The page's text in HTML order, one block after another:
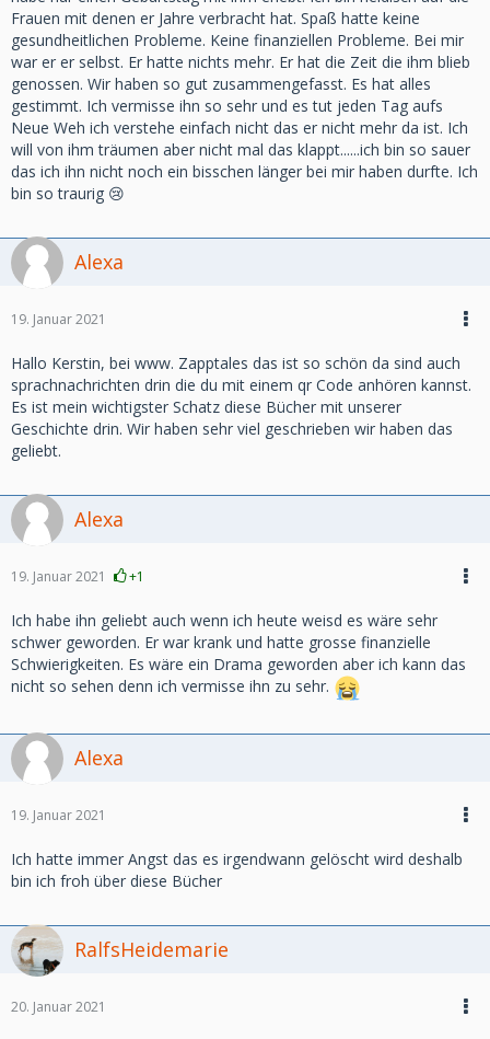
Frauen mit denen er Jahre verbracht hat. Spaß hatte keine
gesundheitlichen Probleme. Keine finanziellen Probleme. Bei mir
war er er selbst. Er hatte nichts mehr. Er hat die Zeit die ihm blieb
genossen. Wir haben so gut zusammengefasst. Es hat alles
gestimmt. Ich vermisse ihn so sehr und es tut jeden Tag aufs
Neue Weh ich verstehe einfach nicht das er nicht mehr da ist. Ich
will von ihm träumen aber nicht mal das klappt......ich bin so sauer
das ich ihn nicht noch ein bisschen länger bei mir haben durfte. Ich
bin so traurig 😢
Alexa
19. Januar 2021
Hallo Kerstin, bei www. Zapptales das ist so schön da sind auch
sprachnachrichten drin die du mit einem qr Code anhören kannst.
Es ist mein wichtigster Schatz diese Bücher mit unserer
Geschichte drin. Wir haben sehr viel geschrieben wir haben das
geliebt.
Alexa
19. Januar 2021 +1
Ich habe ihn geliebt auch wenn ich heute weisd es wäre sehr
schwer geworden. Er war krank und hatte grosse finanzielle
Schwierigkeiten. Es wäre ein Drama geworden aber ich kann das
nicht so sehen denn ich vermisse ihn zu sehr.
Alexa
19. Januar 2021
Ich hatte immer Angst das es irgendwann gelöscht wird deshalb
bin ich froh über diese Bücher
RalfsHeidemarie
20. Januar 2021